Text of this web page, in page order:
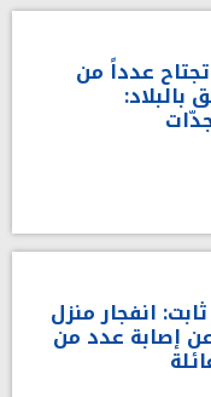
عدداً من
بالبلاد:
انفجار منزل
إصابة عدد من